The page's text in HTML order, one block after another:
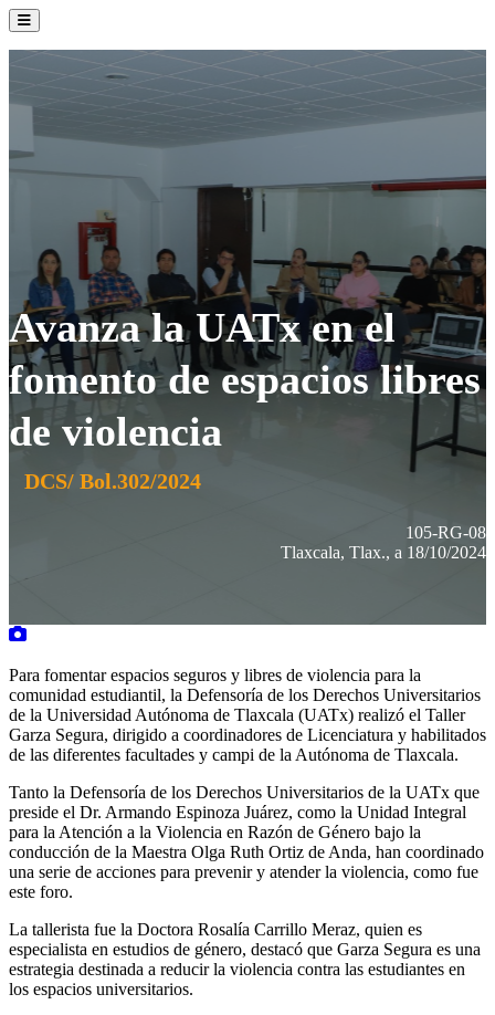
La Institución
Admisión
Oferta Académica
Comunidad UATx
Avanza la UATx en el
fomento de espacios libres
de violencia
DCS/ Bol.302/2024
105-RG-08
Tlaxcala, Tlax., a 18/10/2024
Para fomentar espacios seguros y libres de violencia para la
comunidad estudiantil, la Defensoría de los Derechos Universitarios
de la Universidad Autónoma de Tlaxcala (UATx) realizó el Taller
Garza Segura, dirigido a coordinadores de Licenciatura y habilitados
de las diferentes facultades y campi de la Autónoma de Tlaxcala.
Tanto la Defensoría de los Derechos Universitarios de la UATx que
preside el Dr. Armando Espinoza Juárez, como la Unidad Integral
para la Atención a la Violencia en Razón de Género bajo la
conducción de la Maestra Olga Ruth Ortiz de Anda, han coordinado
una serie de acciones para prevenir y atender la violencia, como fue
este foro.
La tallerista fue la Doctora Rosalía Carrillo Meraz, quien es
especialista en estudios de género, destacó que Garza Segura es una
estrategia destinada a reducir la violencia contra las estudiantes en
los espacios universitarios.